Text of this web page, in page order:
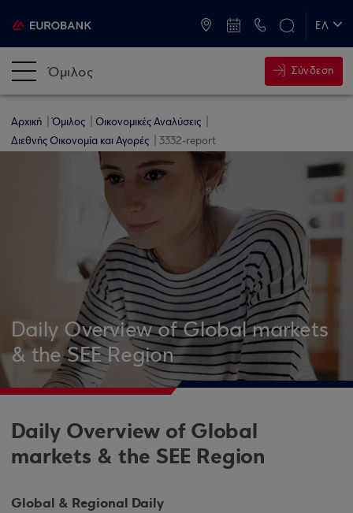
ΕΛ
Όμιλος Σύνδεση
Αρχική Όμιλος
Οικονομικές Αναλύσεις
Διεθνής Οικονομία και Αγορές
3332-report
Daily Overview of Global markets
& the SEE Region
Daily Overview of Global
markets & the SEE Region
Global & Regional Daily